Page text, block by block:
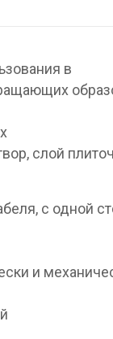
в
слой
с одной
и